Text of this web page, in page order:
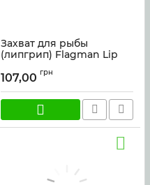
Захват для рыбы
(липгрип) Flagman Lip
Артикул: 51513
107,00 грн